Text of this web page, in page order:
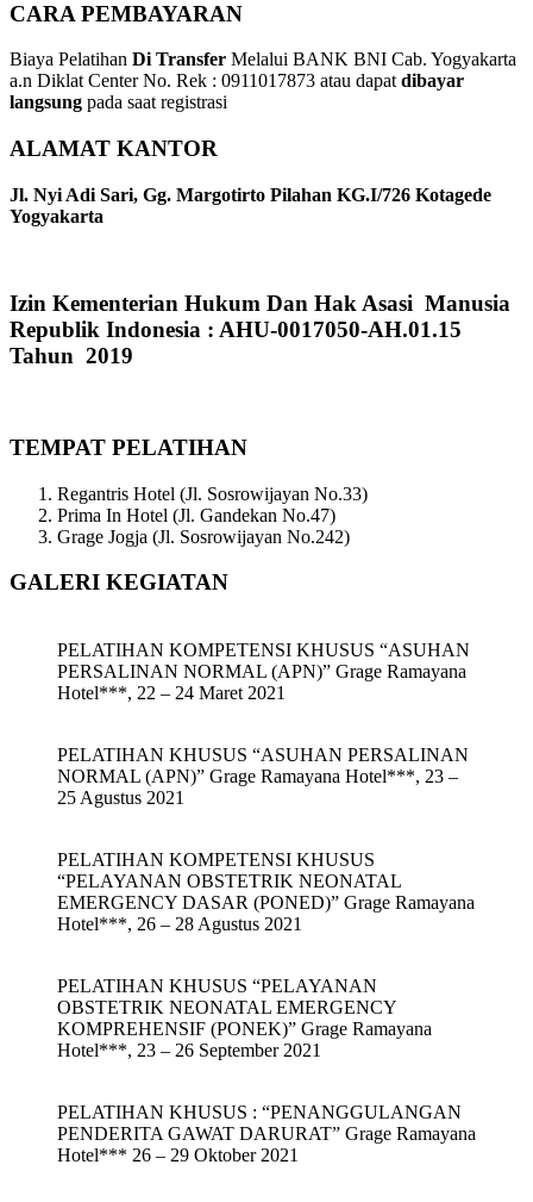
CARA PEMBAYARAN
Biaya Pelatihan Di Transfer Melalui BANK BNI Cab. Yogyakarta
a.n Diklat Center No. Rek : 0911017873 atau dapatdibayar
langsung pada saat registrasi
ALAMAT KANTOR
Jl. Nyi Adi Sari, Gg. Margotirto Pilahan KG.I/726 Kotagede
Yogyakarta
Izin Kementerian Hukum Dan Hak Asasi Manusia
Republik Indonesia : AHU-0017050-AH.01.15
Tahun 2019
TEMPAT PELATIHAN
Regantris Hotel (Jl. Sosrowijayan No.33)
Prima In Hotel (Jl. Gandekan No.47)
Grage Jogja (Jl. Sosrowijayan No.242)
GALERI KEGIATAN
PELATIHAN KOMPETENSI KHUSUS “ASUHAN
PERSALINAN NORMAL (APN)” Grage Ramayana
Hotel***, 22 – 24 Maret 2021
PELATIHAN KHUSUS “ASUHAN PERSALINAN
NORMAL (APN)” Grage Ramayana Hotel***, 23 –
25 Agustus 2021
PELATIHAN KOMPETENSI KHUSUS
“PELAYANAN OBSTETRIK NEONATAL
EMERGENCY DASAR (PONED)” Grage Ramayana
Hotel***, 26 – 28 Agustus 2021
PELATIHAN KHUSUS “PELAYANAN
OBSTETRIK NEONATAL EMERGENCY
KOMPREHENSIF (PONEK)” Grage Ramayana
Hotel***, 23 – 26 September 2021
PELATIHAN KHUSUS : “PENANGGULANGAN
PENDERITA GAWAT DARURAT” Grage Ramayana
Hotel*** 26 – 29 Oktober 2021